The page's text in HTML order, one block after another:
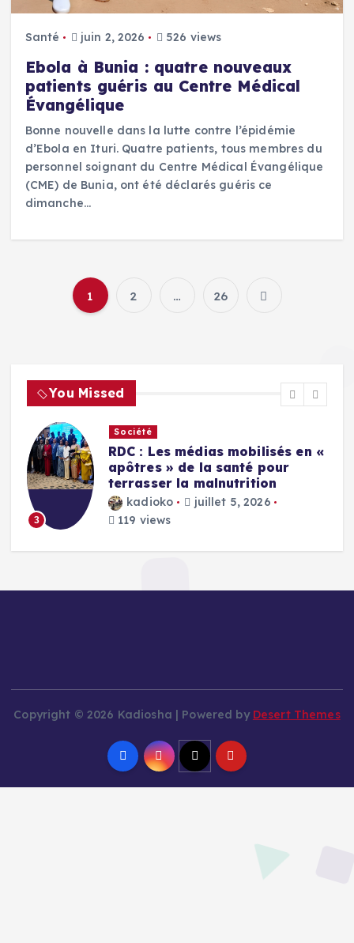
Santé juin 2, 2026 526 views
Ebola à Bunia : quatre nouveaux
patients guéris au Centre Médical
Évangélique
Bonne nouvelle dans la lutte contre l’épidémie
d’Ebola en Ituri. Quatre patients, tous membres du
personnel soignant du Centre Médical Évangélique
(CME) de Bunia, ont été déclarés guéris ce
dimanche…
Pagination
1 2 … 26
You Missed
3
Société
RDC : Les médias mobilisés en «
apôtres » de la santé pour
terrasser la malnutrition
kadioko
juillet 5, 2026
119 views
Copyright © 2026 Kadiosha | Powered by Desert Themes